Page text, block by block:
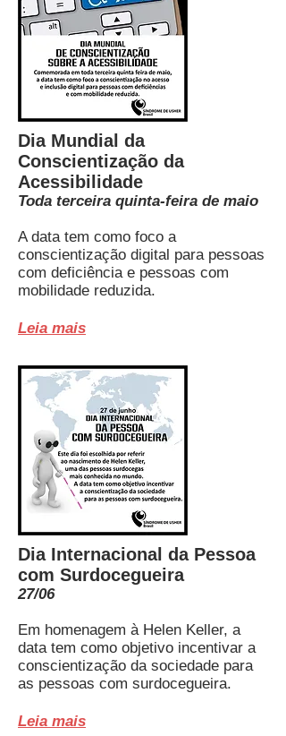
Dia Mundial da
Conscientização da
Acessibilidade
Toda terceira quinta-feira de maio
A data tem como foco a
conscientização digital para pessoas
com deficiência e pessoas com
mobilidade reduzida.
Leia mais
Dia Internacional da Pessoa
com Surdocegueira
27/06
Em homenagem à Helen Keller, a
data tem como objetivo incentivar a
conscientização da sociedade para
as pessoas com surdocegueira.
Leia mais